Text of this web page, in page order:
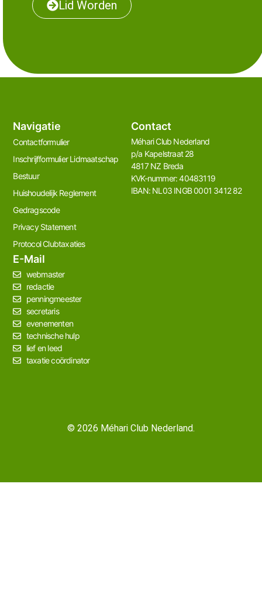
Lid Worden
Navigatie
Contactformulier
Inschrijfformulier Lidmaatschap
Bestuur
Huishoudelijk Reglement
Gedragscode
Privacy Statement
Protocol Clubtaxaties
Contact
Méhari Club Nederland​
p/a Kapelstraat 28
4817 NZ Breda
KVK-nummer: 40483119
IBAN: NL03 INGB 0001 3412 82
E-Mail
webmaster
redactie
penningmeester
secretaris
evenementen
technische hulp
lief en leed
taxatie coördinator
© 2026 Méhari Club Nederland.